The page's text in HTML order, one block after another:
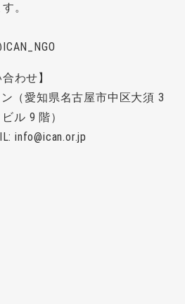
。
わせ】
（愛知県名古屋市中区大須 3
ル 9 階）
info@ican.or.jp